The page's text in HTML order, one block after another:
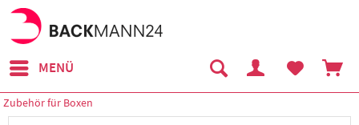
MENÜ
Zubehör für Boxen